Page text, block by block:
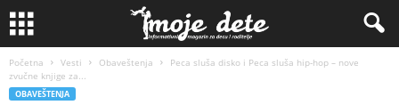
Početna Vesti Obaveštenja
Peca sluša disko i Peca sluša hip-hop – nove
zvučne knjige za...
OBAVEŠTENJA